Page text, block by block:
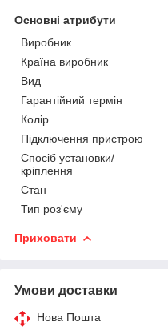
Основні атрибути
Виробник
Країна виробник
Вид
Гарантійний термін
Колір
Підключення пристрою
Спосіб установки/
кріплення
Стан
Тип роз'єму
Приховати
Умови доставки
Нова Пошта